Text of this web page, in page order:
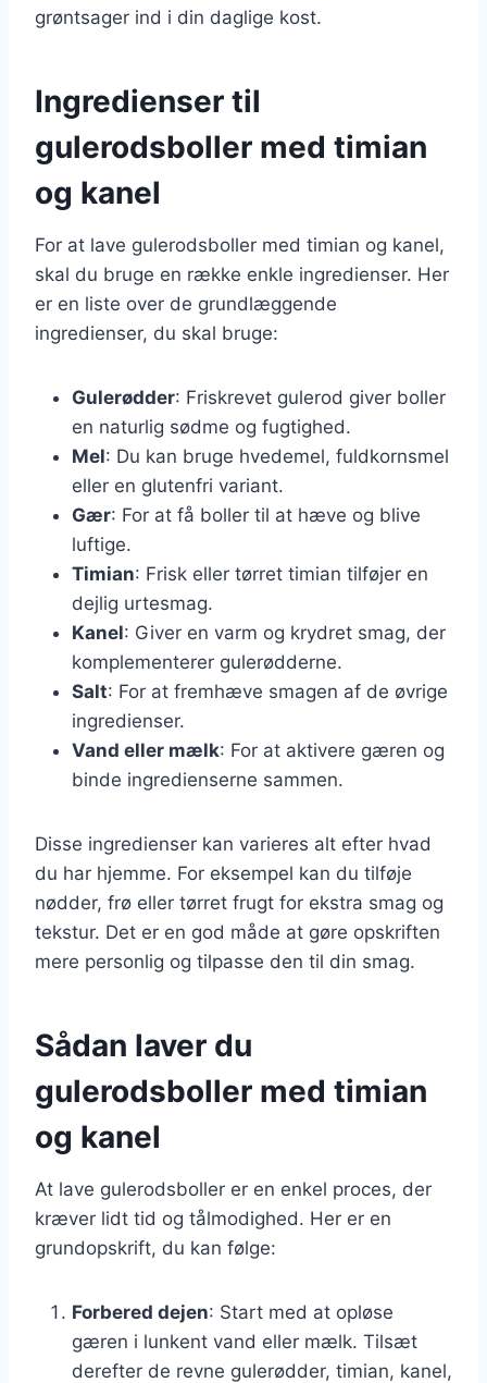
grøntsager ind i din daglige kost.
Ingredienser til
gulerodsboller med timian
og kanel
For at lave gulerodsboller med timian og kanel,
skal du bruge en række enkle ingredienser. Her
er en liste over de grundlæggende
ingredienser, du skal bruge:
Gulerødder: Friskrevet gulerod giver boller
en naturlig sødme og fugtighed.
Mel: Du kan bruge hvedemel, fuldkornsmel
eller en glutenfri variant.
Gær: For at få boller til at hæve og blive
luftige.
Timian: Frisk eller tørret timian tilføjer en
dejlig urtesmag.
Kanel: Giver en varm og krydret smag, der
komplementerer gulerødderne.
Salt: For at fremhæve smagen af de øvrige
ingredienser.
Vand eller mælk: For at aktivere gæren og
binde ingredienserne sammen.
Disse ingredienser kan varieres alt efter hvad
du har hjemme. For eksempel kan du tilføje
nødder, frø eller tørret frugt for ekstra smag og
tekstur. Det er en god måde at gøre opskriften
mere personlig og tilpasse den til din smag.
Sådan laver du
gulerodsboller med timian
og kanel
At lave gulerodsboller er en enkel proces, der
kræver lidt tid og tålmodighed. Her er en
grundopskrift, du kan følge:
Forbered dejen: Start med at opløse
gæren i lunkent vand eller mælk. Tilsæt
derefter de revne gulerødder, timian, kanel,